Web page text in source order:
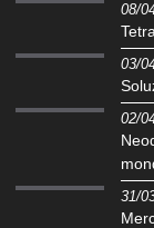
08/
03/
02/
31/